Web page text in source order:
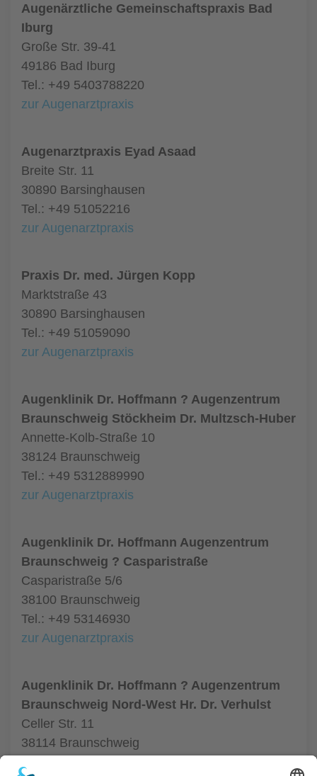
Augenärztliche Gemeinschaftspraxis Bad
Iburg
Große Str. 39-41
49186 Bad Iburg
Tel.: +49 5403788220
zur Augenarztpraxis
Augenarztpraxis Eyad Asaad
Breite Str. 11
30890 Barsinghausen
Tel.: +49 51052216
zur Augenarztpraxis
Praxis Dr. med. Jürgen Kopp
Marktstraße 43
30890 Barsinghausen
Tel.: +49 51059090
zur Augenarztpraxis
Augenklinik Dr. Hoffmann ? Augenzentrum
Braunschweig Stöckheim Dr. Multzsch-Huber
Annette-Kolb-Straße 10
38124 Braunschweig
Tel.: +49 5312889990
zur Augenarztpraxis
Augenklinik Dr. Hoffmann Augenzentrum
Braunschweig ? Casparistraße
Casparistraße 5/6
38100 Braunschweig
Tel.: +49 53146930
zur Augenarztpraxis
Augenklinik Dr. Hoffmann ? Augenzentrum
Braunschweig Nord-West Hr. Dr. Verhulst
Celler Str. 11
38114 Braunschweig